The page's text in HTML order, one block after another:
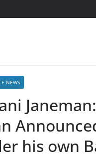
NEWS
his own